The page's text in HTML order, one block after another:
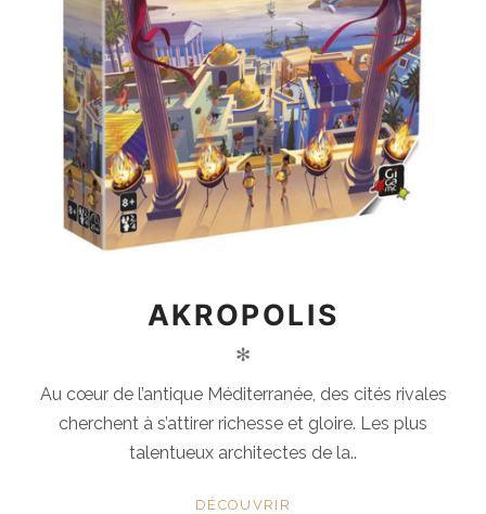
AKROPOLIS
✻
Au cœur de l’antique Méditerranée, des cités rivales
cherchent à s’attirer richesse et gloire. Les plus
talentueux architectes de la..
DÉCOUVRIR